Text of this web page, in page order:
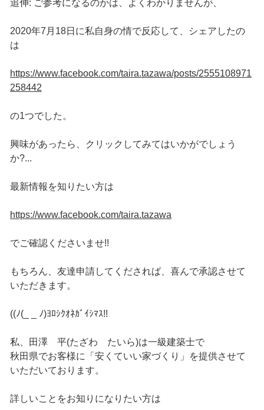
追伸: ご参考になるのかは、よくわかりませんが、
2020年7月18日に私自身の情で反応して、シェアしたの
は
https://www.facebook.com/taira.tazawa/posts/2555108971
258442
の1つでした。
興味があったら、クリックしてみてはいかがでしょう
か?...
最新情報を知りたい方は
https://www.facebook.com/taira.tazawa
でご確認くださいませ!!
もちろん、友達申請してくだされば、喜んで承認させて
いただきます。
((ﾉ(_ _ ﾉ)ﾖﾛｼｸｵﾈｶﾞｲｼﾏｽ!!
私、田澤 平(たざわ たいら)は一級建築士で
秋田県でお客様に「安くていい家づくり」を提供させて
いただいております。
詳しいことをお知りになりたい方は